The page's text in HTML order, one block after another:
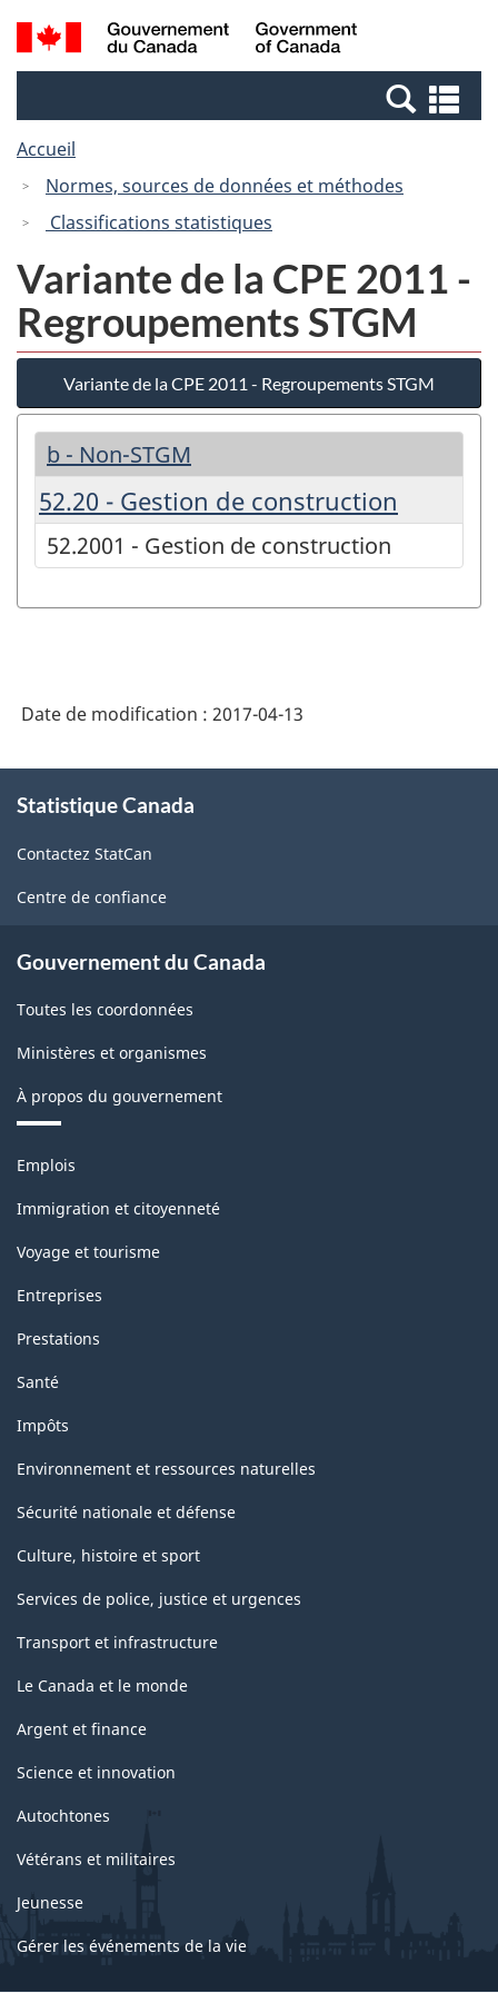
Passer
au
Passer
à
Canada
Recherche
et
et
Accueil
Normes, sources de données et méthodes
Classifications statistiques
Variante de la CPE 2011 -
Regroupements STGM
Variante de la CPE 2011 - Regroupements STGM
b - Non-STGM
52.20 - Gestion de construction
52.2001 - Gestion de construction
Date de modification : 2017-04-13
propos
ce
site
Statistique Canada
Contactez StatCan
Centre de confiance
Gouvernement du Canada
Toutes les coordonnées
Ministères et organismes
À propos du gouvernement
Thèmes
sujets
Emplois
Immigration et citoyenneté
Voyage et tourisme
Entreprises
Prestations
Santé
Impôts
Environnement et ressources naturelles
Sécurité nationale et défense
Culture, histoire et sport
Services de police, justice et urgences
Transport et infrastructure
Le Canada et le monde
Argent et finance
Science et innovation
Autochtones
Vétérans et militaires
Jeunesse
Gérer les événements de la vie